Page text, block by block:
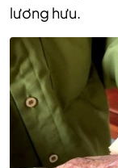
lương hưu.